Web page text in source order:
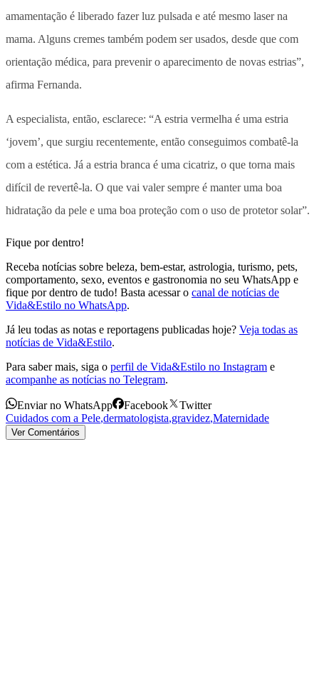
amamentação é liberado fazer luz pulsada e até mesmo laser na
mama. Alguns cremes também podem ser usados, desde que com
orientação médica, para prevenir o aparecimento de novas estrias”,
afirma Fernanda.
A especialista, então, esclarece: “A estria vermelha é uma estria
‘jovem’, que surgiu recentemente, então conseguimos combatê-la
com a estética. Já a estria branca é uma cicatriz, o que torna mais
difícil de revertê-la. O que vai valer sempre é manter uma boa
hidratação da pele e uma boa proteção com o uso de protetor solar”.
Fique por dentro!
Receba notícias sobre beleza, bem-estar, astrologia, turismo, pets,
comportamento, sexo, eventos e gastronomia no seu WhatsApp e
fique por dentro de tudo! Basta acessar o canal de notícias de
Vida&Estilo no WhatsApp.
Já leu todas as notas e reportagens publicadas hoje? Veja todas as
notícias de Vida&Estilo.
Para saber mais, siga o perfil de Vida&Estilo no Instagram e
acompanhe as notícias no Telegram.
Enviar no WhatsApp Facebook
Twitter
Cuidados com a Pele,dermatologista,gravidez,Maternidade
Ver Comentários